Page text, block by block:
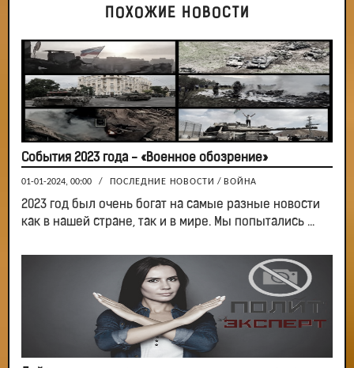
ПОХОЖИЕ НОВОСТИ
События 2023 года - «Военное обозрение»
01-01-2024, 00:00 / ПОСЛЕДНИЕ НОВОСТИ / ВОЙНА
2023 год был очень богат на самые разные новости
как в нашей стране, так и в мире. Мы попытались ...